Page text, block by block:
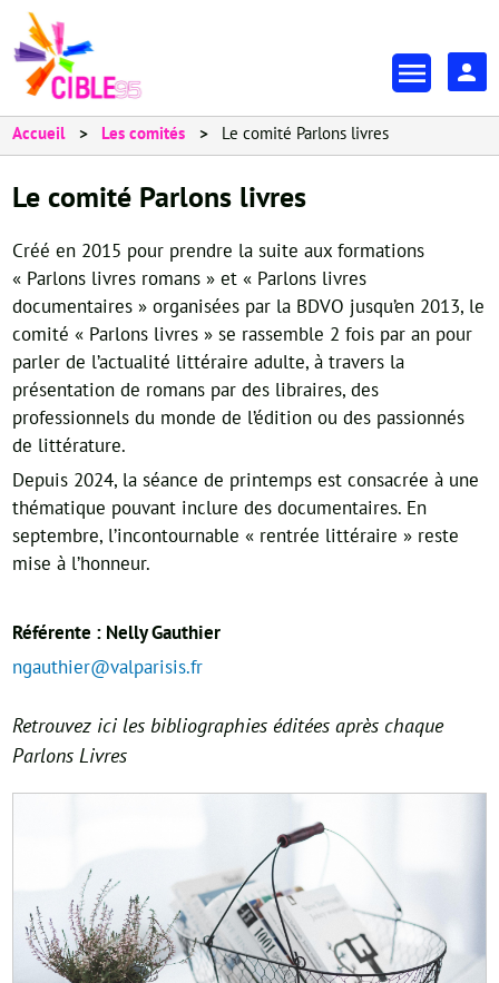
En-
tête
Accueil Les comités Le comité Parlons livres
Le comité Parlons livres
Créé en 2015 pour prendre la suite aux formations
« Parlons livres romans » et « Parlons livres
documentaires » organisées par la BDVO jusqu’en 2013, le
comité « Parlons livres » se rassemble 2 fois par an pour
parler de l’actualité littéraire adulte, à travers la
présentation de romans par des libraires, des
professionnels du monde de l’édition ou des passionnés
de littérature.
Depuis 2024, la séance de printemps est consacrée à une
thématique pouvant inclure des documentaires. En
septembre, l’incontournable « rentrée littéraire » reste
mise à l’honneur.
Référente : Nelly Gauthier
ngauthier@valparisis.fr
Retrouvez ici les bibliographies éditées après chaque
Parlons Livres